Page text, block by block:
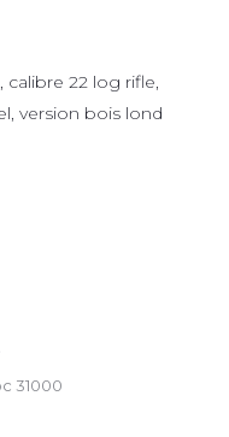
calibre 22 log rifle,
version bois lond
31000